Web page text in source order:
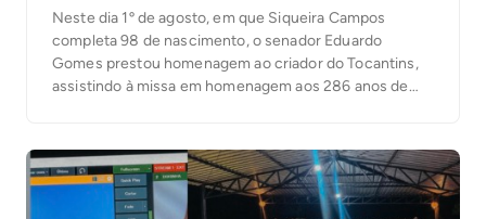
Neste dia 1º de agosto, em que Siqueira Campos
completa 98 de nascimento, o senador Eduardo
Gomes prestou homenagem ao criador do Tocantins,
assistindo à missa em homenagem aos 286 anos de
fora do governo, Siqueira Campos […]